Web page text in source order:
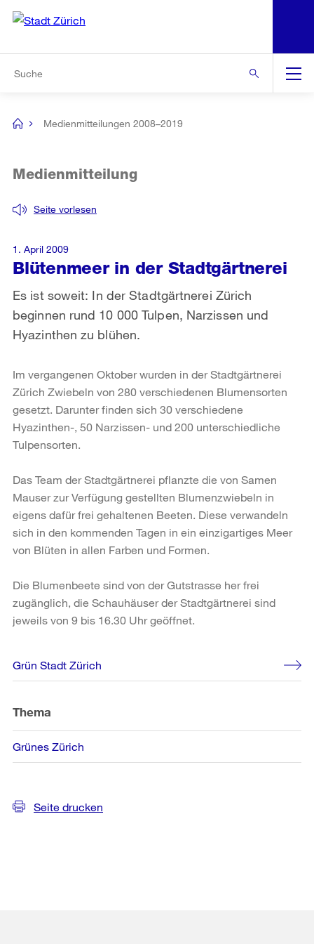
Navigation
[no
Medienmitteilungen 2008–2019
Blütenmeer in der Stadtgärtnerei
Seite vorlesen
Medienmitteilung
Es ist soweit: In der Stadtgärtnerei Zürich
beginnen rund 10 000 Tulpen, Narzissen und
Hyazinthen zu blühen.
1. April 2009
Im vergangenen Oktober wurden in der Stadtgärtnerei
Zürich Zwiebeln von 280 verschiedenen Blumensorten
gesetzt. Darunter finden sich 30 verschiedene
Hyazinthen-, 50 Narzissen- und 200 unterschiedliche
Tulpensorten.
Das Team der Stadtgärtnerei pflanzte die von Samen
Mauser zur Verfügung gestellten Blumenzwiebeln in
eigens dafür frei gehaltenen Beeten. Diese verwandeln
sich in den kommenden Tagen in ein einzigartiges Meer
von Blüten in allen Farben und Formen.
Die Blumenbeete sind von der Gutstrasse her frei
zugänglich, die Schauhäuser der Stadtgärtnerei sind
jeweils von 9 bis 16.30 Uhr geöffnet.
Weitere
Informationen
Grün Stadt Zürich
Thema
Grünes Zürich
Seite drucken